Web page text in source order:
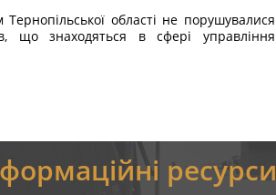
області не порушувалися
що знаходяться в сфері управління
ресурси